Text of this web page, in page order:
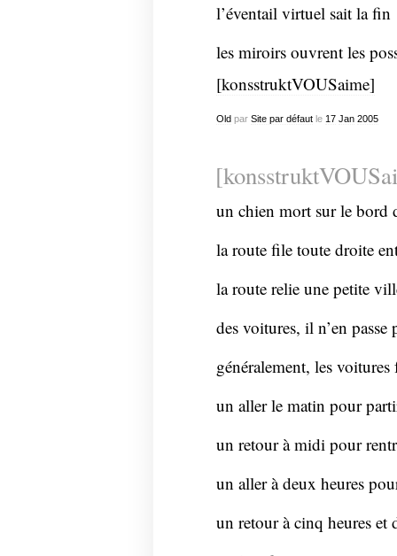
l’éventail virtuel sait la fin
les miroirs ouvrent les
[konsstruktVOUSaime]
Old par Site par défautle 17 Jan 2005
un chien mort sur le bord
la route file toute droite
la route relie une petite
des voitures, il n’en passe
généralement, les
un aller le matin pour
un retour à midi pour
un aller à deux heures
un retour à cinq heures et